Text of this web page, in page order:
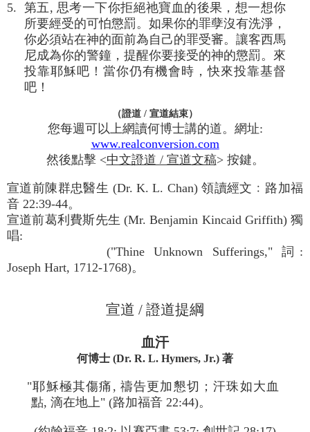
5. 第五, 思考一下你拒絕祂寶血的後果，想一想你
所要經受的可怕懲罰。如果你的罪孽沒有洗淨，
你必須站在神的面前為自己的罪受審。讓客西馬
尼成為你的警鐘，提醒你要接受的神的懲罰。來
投靠耶穌吧！當你仍有機會時，快來投靠基督
吧！
（證道 / 宣道結束）
您每週可以上網讀何博士講的道。網址:
www.realconversion.com
然後點擊 <中文證道 / 宣道文稿> 按鍵。
宣道前陳群忠醫生 (Dr. K. L. Chan) 領讀經文﹕路加福
音 22:39-44。
宣道前葛利費斯先生 (Mr. Benjamin Kincaid Griffith) 獨
唱:
("Thine Unknown Sufferings," 詞:
Joseph Hart, 1712-1768)。
宣道 / 證道提綱
血汗
何博士 (Dr. R. L. Hymers, Jr.) 著
"耶穌極其傷痛, 禱告更加懇切；汗珠如大血
點, 滴在地上" (路加福音 22:44)。